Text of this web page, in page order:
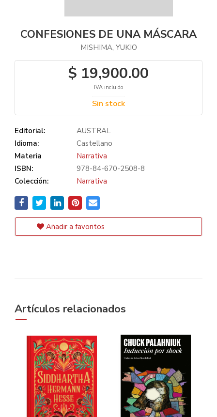
CONFESIONES DE UNA MÁSCARA
MISHIMA, YUKIO
$ 19,900.00
IVA incluido
Sin stock
Editorial:
AUSTRAL
Idioma:
Castellano
Materia
Narrativa
ISBN:
978-84-670-2508-8
Colección:
Narrativa
Añadir a favoritos
Artículos relacionados